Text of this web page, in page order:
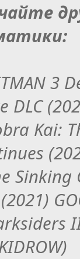
3
DLC
Kai:
Sinking